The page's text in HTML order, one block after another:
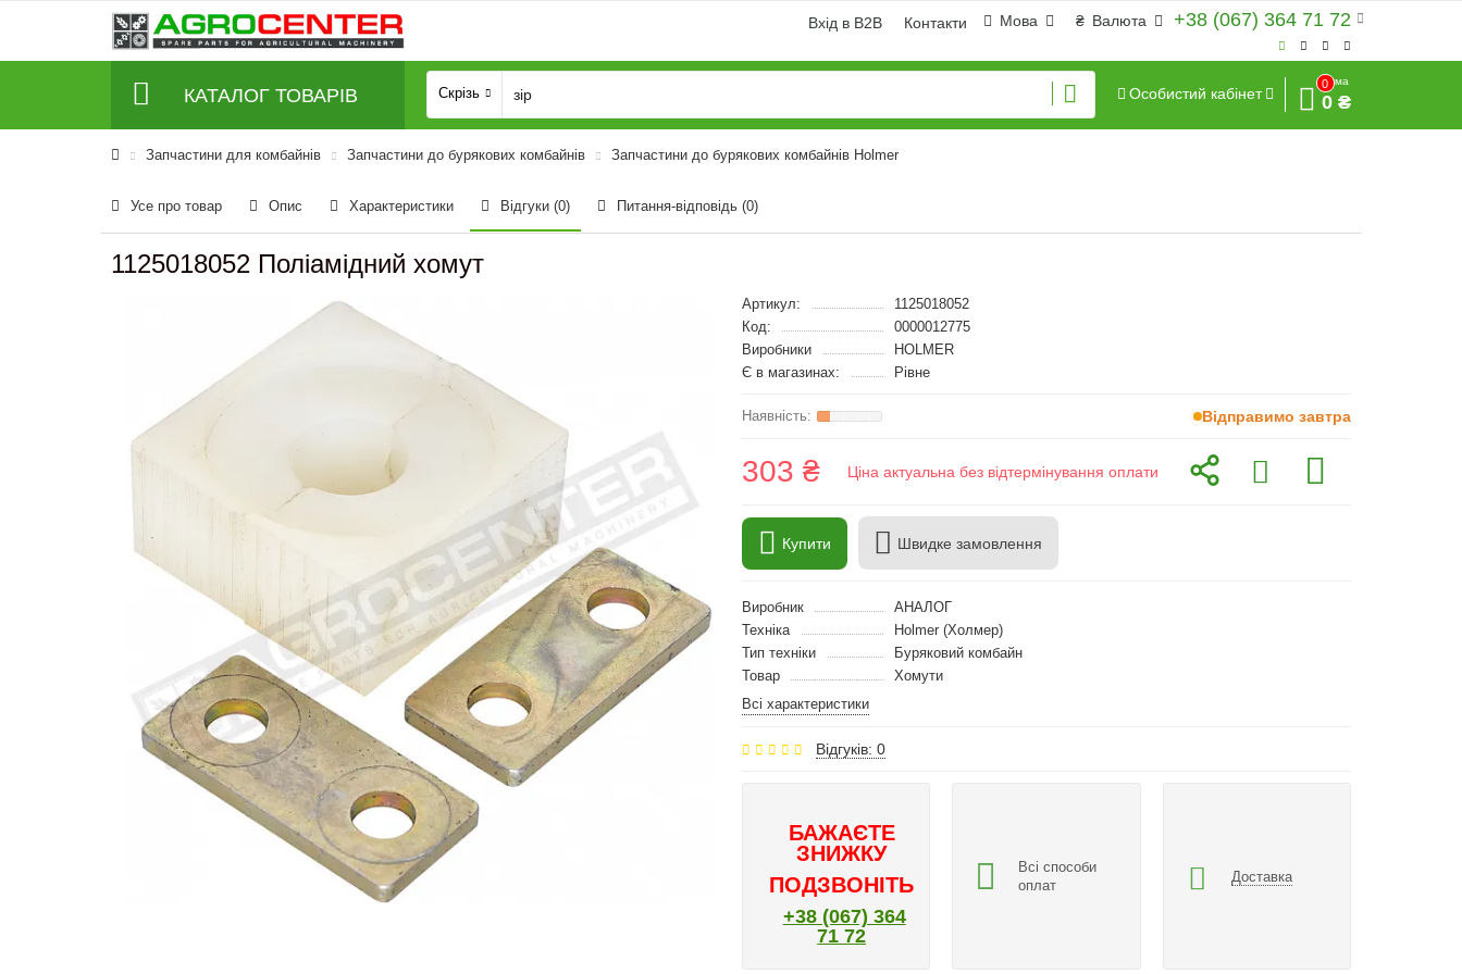
+38 (067) 364 71 72
₴ Валюта
Мова
Вхід в B2B Контакти
КАТАЛОГ ТОВАРІВ Скрізь Особистий кабінет
0
Сума
0 ₴
Запчастини для комбайнів Запчастини до бурякових комбайнів Запчастини до бурякових комбайнів Holmer
Усе про товар Опис Характеристики Відгуки (0) Питання-відповідь (0)
1125018052 Поліамідний хомут
Артикул:
1125018052
Код:
0000012775
Виробники
HOLMER
Є в магазинах:
Рівне
Відправимо завтра
303 ₴ Ціна актуальна без відтермінування оплати
Купити Швидке замовлення
Виробник
АНАЛОГ
Техніка
Holmer (Холмер)
Тип техніки
Буряковий комбайн
Товар
Хомути
Всі характеристики
Відгуків: 0
БАЖАЄТЕ
ЗНИЖКУ
ПОДЗВОНІТЬ
+38 (067) 364
71 72
Всі способи
оплат
Доставка